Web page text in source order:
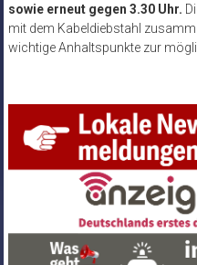
sowie erneut gegen 3.30 Uhr.
mit dem Kabeldiebstahl
wichtige Anhaltspunkte zur